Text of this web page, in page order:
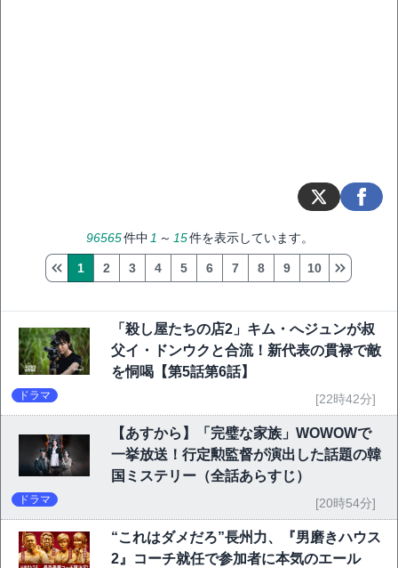
96565件中 1 ～ 15件を表示しています。
1 2 3 4 5 6 7 8 9 10
「殺し屋たちの店2」キム・へジュンが叔
父イ・ドンウクと合流！新代表の貫禄で敵
を恫喝【第5話第6話】
ドラマ [22時42分]
【あすから】「完璧な家族」WOWOWで
一挙放送！行定勲監督が演出した話題の韓
国ミステリー（全話あらすじ）
ドラマ [20時54分]
“これはダメだろ”長州力、『男磨きハウス
2』コーチ就任で参加者に本気のエール